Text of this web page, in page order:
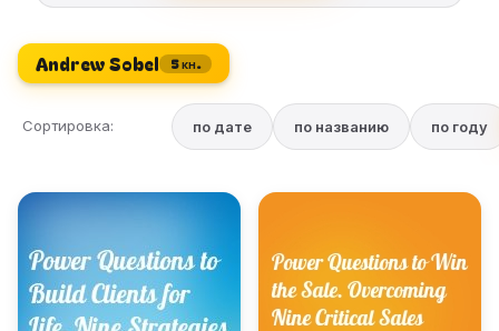
Andrew Sobel 5 кн.
Сортировка: по дате по названию по году